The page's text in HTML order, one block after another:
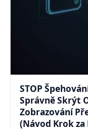
STOP
Správně Skrýt
Zobrazování
(Návod Krok